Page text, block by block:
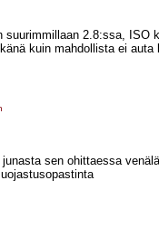
suurimmillaan 2.8:ssa, ISO
kuin mahdollista ei auta
sen ohittaessa